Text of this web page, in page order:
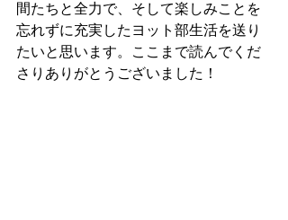
間たちと全力で、そして楽しみことを
忘れずに充実したヨット部生活を送り
たいと思います。ここまで読んでくだ
さりありがとうございました！